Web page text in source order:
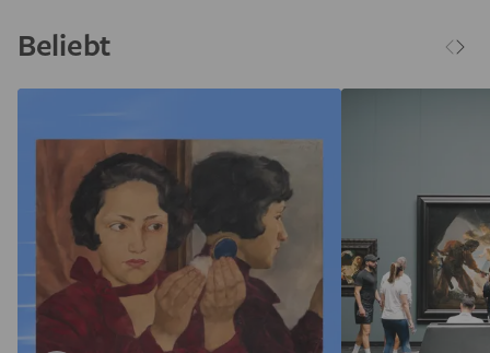
Beliebt